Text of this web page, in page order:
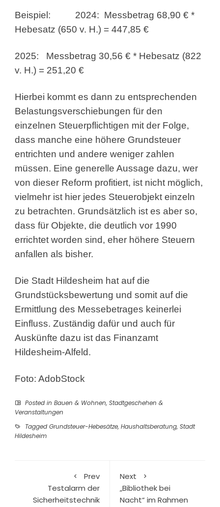
Beispiel: 2024: Messbetrag 68,90 € *
Hebesatz (650 v. H.) = 447,85 €
2025: Messbetrag 30,56 € * Hebesatz (822
v. H.) = 251,20 €
Hierbei kommt es dann zu entsprechenden
Belastungsverschiebungen für den
einzelnen Steuerpflichtigen mit der Folge,
dass manche eine höhere Grundsteuer
entrichten und andere weniger zahlen
müssen. Eine generelle Aussage dazu, wer
von dieser Reform profitiert, ist nicht möglich,
vielmehr ist hier jedes Steuerobjekt einzeln
zu betrachten. Grundsätzlich ist es aber so,
dass für Objekte, die deutlich vor 1990
errichtet worden sind, eher höhere Steuern
anfallen als bisher.
Die Stadt Hildesheim hat auf die
Grundstücksbewertung und somit auf die
Ermittlung des Messebetrages keinerlei
Einfluss. Zuständig dafür und auch für
Auskünfte dazu ist das Finanzamt
Hildesheim-Alfeld.
Foto: AdobStock
Posted in Bauen & Wohnen, Stadtgeschehen &
Veranstaltungen
Tagged Grundsteuer-Hebesätze, Haushaltsberatung, Stadt
Hildesheim
Prev
Testalarm der
Sicherheitstechnik
Next
„Bibliothek bei
Nacht“ im Rahmen